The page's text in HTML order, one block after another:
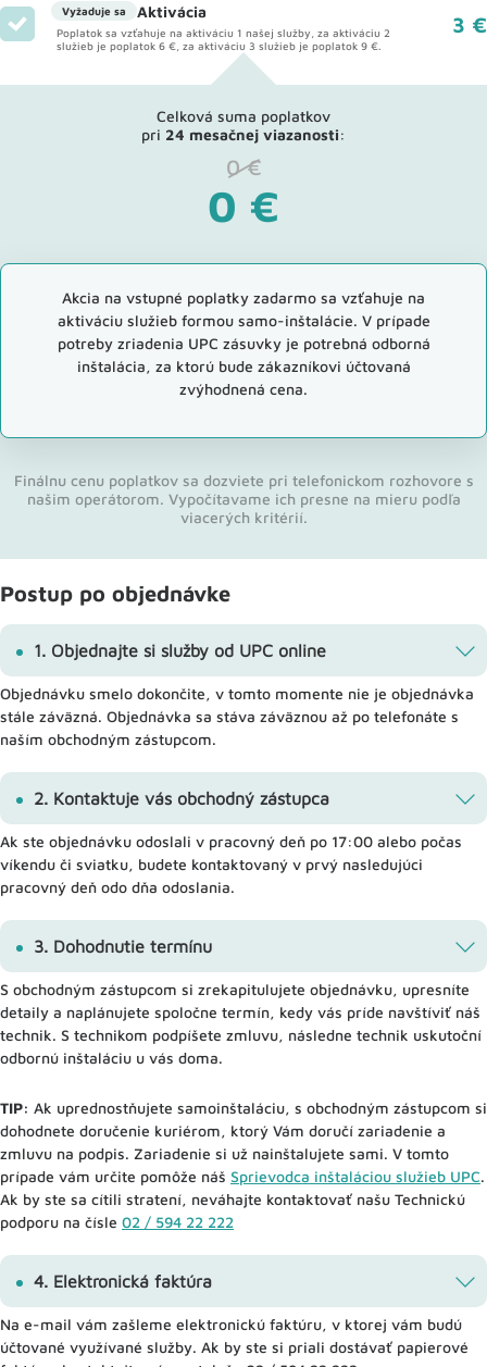
Vyžaduje sa Aktivácia
Poplatok sa vzťahuje na aktiváciu 1 našej služby, za aktiváciu 2
služieb je poplatok 6 €, za aktiváciu 3 služieb je poplatok 9 €.
3 €
Celková suma poplatkov
pri 24 mesačnej viazanosti:
0€
0 €
Akcia na vstupné poplatky zadarmo sa vzťahuje na
aktiváciu služieb formou samo-inštalácie. V prípade
potreby zriadenia UPC zásuvky je potrebná odborná
inštalácia, za ktorú bude zákazníkovi účtovaná
zvýhodnená cena.
Finálnu cenu poplatkov sa dozviete pri telefonickom rozhovore s
našim operátorom. Vypočítavame ich presne na mieru podľa
viacerých kritérií.
Postup po objednávke
1. Objednajte si služby od UPC online
Objednávku smelo dokončite, v tomto momente nie je objednávka
stále záväzná. Objednávka sa stáva záväznou až po telefonáte s
naším obchodným zástupcom.
2. Kontaktuje vás obchodný zástupca
Ak ste objednávku odoslali v pracovný deň po 17:00 alebo počas
víkendu či sviatku, budete kontaktovaný v prvý nasledujúci
pracovný deň odo dňa odoslania.
3. Dohodnutie termínu
S obchodným zástupcom si zrekapitulujete objednávku, upresníte
detaily a naplánujete spoločne termín, kedy vás príde navštíviť náš
technik. S technikom podpíšete zmluvu, následne technik uskutoční
odbornú inštaláciu u vás doma.
TIP: Ak uprednostňujete samoinštaláciu, s obchodným zástupcom si
dohodnete doručenie kuriérom, ktorý Vám doručí zariadenie a
zmluvu na podpis. Zariadenie si už nainštalujete sami. V tomto
prípade vám určite pomôže náš Sprievodca inštaláciou služieb UPC.
Ak by ste sa cítili stratení, neváhajte kontaktovať našu Technickú
podporu na čísle 02 / 594 22 222
4. Elektronická faktúra
Na e-mail vám zašleme elektronickú faktúru, v ktorej vám budú
účtované využívané služby. Ak by ste si priali dostávať papierové